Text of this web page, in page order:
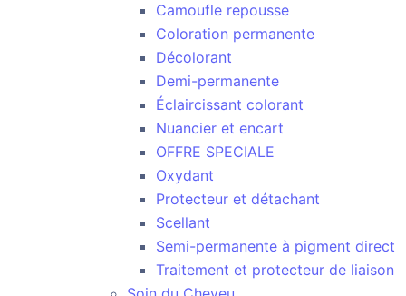
Camoufle repousse
Coloration permanente
Décolorant
Demi-permanente
Éclaircissant colorant
Nuancier et encart
OFFRE SPECIALE
Oxydant
Protecteur et détachant
Scellant
Semi-permanente à pigment direct
Traitement et protecteur de liaison